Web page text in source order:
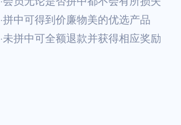
·拼中可得到价廉物美的优选产品
·未拼中可全额退款并获得相应奖励